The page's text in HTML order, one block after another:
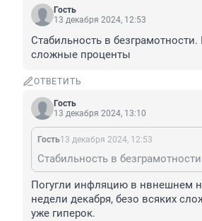
Гость
13 декабря 2024, 12:53
Стабильность в безграмотности.
сложные проценты
ОТВЕТИТЬ
Гость
13 декабря 2024, 13:10
Гость13 декабря 2024, 12:53
Погугли инфляцию в нвнешнем
недели декабря, безо всяких
уже гиперок.